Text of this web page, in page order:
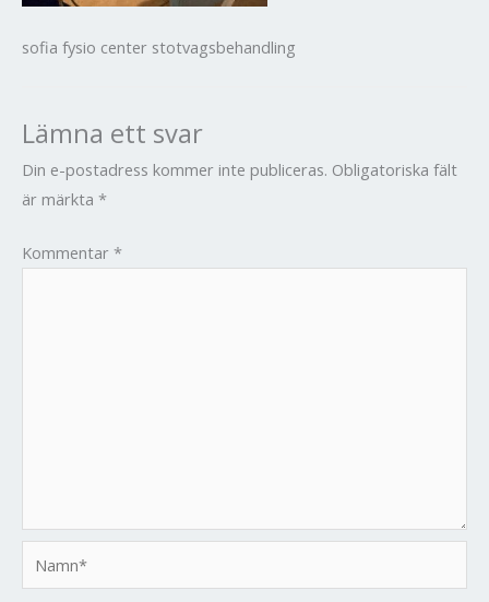
sofia fysio center stotvagsbehandling
Lämna ett svar
Din e-postadress kommer inte publiceras. Obligatoriska fält
är märkta *
Kommentar *